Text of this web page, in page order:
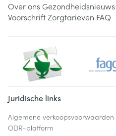
Over ons Gezondheidsnieuws
VoorschriftZorgtarieven FAQ
Juridische links
Algemene verkoopsvoorwaarden
ODR-platform